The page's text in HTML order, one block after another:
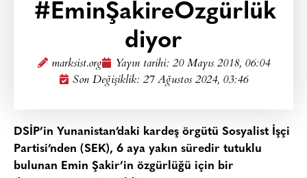
#EminŞakireÖzgürlük
diyor
marksist.org Yayın tarihi: 20 Mayıs 2018, 06:04
Son Değişiklik: 27 Ağustos 2024, 03:46
DSİP’in Yunanistan’daki kardeş örgütü Sosyalist İşçi
Partisi’nden (SEK), 6 aya yakın süredir tutuklu
bulunan Emin Şakir’in özgürlüğü için bir